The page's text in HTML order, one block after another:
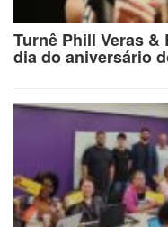
Turnê Phill Veras &
dia do aniversário